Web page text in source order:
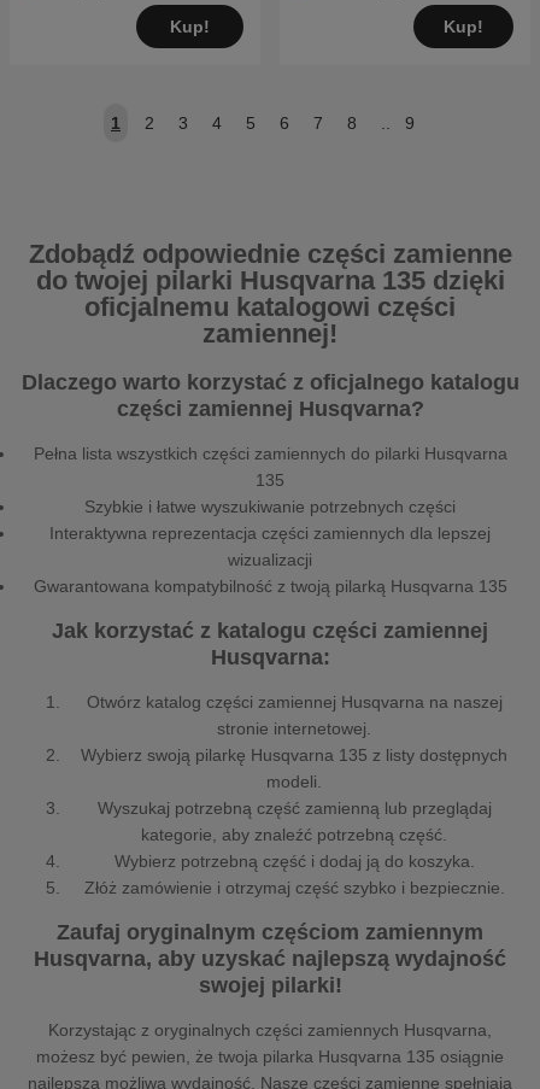
Kup! Kup!
1 2 3 4 5 6 7 8 .. 9
Zdobądź odpowiednie części zamienne
do twojej pilarki Husqvarna 135 dzięki
oficjalnemu katalogowi części
zamiennej!
Dlaczego warto korzystać z oficjalnego katalogu
części zamiennej Husqvarna?
Pełna lista wszystkich części zamiennych do pilarki Husqvarna
135
Szybkie i łatwe wyszukiwanie potrzebnych części
Interaktywna reprezentacja części zamiennych dla lepszej
wizualizacji
Gwarantowana kompatybilność z twoją pilarką Husqvarna 135
Jak korzystać z katalogu części zamiennej
Husqvarna:
Otwórz katalog części zamiennej Husqvarna na naszej
stronie internetowej.
Wybierz swoją pilarkę Husqvarna 135 z listy dostępnych
modeli.
Wyszukaj potrzebną część zamienną lub przeglądaj
kategorie, aby znaleźć potrzebną część.
Wybierz potrzebną część i dodaj ją do koszyka.
Złóż zamówienie i otrzymaj część szybko i bezpiecznie.
Zaufaj oryginalnym częściom zamiennym
Husqvarna, aby uzyskać najlepszą wydajność
swojej pilarki!
Korzystając z oryginalnych części zamiennych Husqvarna,
możesz być pewien, że twoja pilarka Husqvarna 135 osiągnie
najlepszą możliwą wydajność. Nasze części zamienne spełniają